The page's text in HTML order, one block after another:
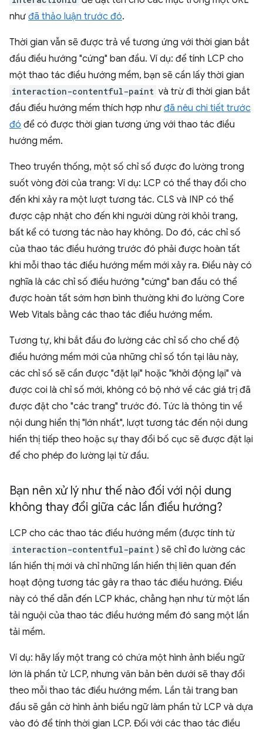
như đã thảo luận trước đó.
Thời gian vẫn sẽ được trả về tương ứng với thời gian bắt
đầu điều hướng "cứng" ban đầu. Ví dụ: để tính LCP cho
một thao tác điều hướng mềm, bạn sẽ cần lấy thời gian
interaction-contentful-paint và trừ đi thời gian bắt
đầu điều hướng mềm thích hợp như đã nêu chi tiết trước
đó để có được thời gian tương ứng với thao tác điều
hướng mềm.
Theo truyền thống, một số chỉ số được đo lường trong
suốt vòng đời của trang: Ví dụ: LCP có thể thay đổi cho
đến khi xảy ra một lượt tương tác. CLS và INP có thể
được cập nhật cho đến khi người dùng rời khỏi trang,
bất kể có tương tác nào hay không. Do đó, các chỉ số
của thao tác điều hướng trước đó phải được hoàn tất
khi mỗi thao tác điều hướng mềm mới xảy ra. Điều này có
nghĩa là các chỉ số điều hướng "cứng" ban đầu có thể
được hoàn tất sớm hơn bình thường khi đo lường Core
Web Vitals bằng các thao tác điều hướng mềm.
Tương tự, khi bắt đầu đo lường các chỉ số cho chế độ
điều hướng mềm mới của những chỉ số tồn tại lâu này,
các chỉ số sẽ cần được "đặt lại" hoặc "khởi động lại" và
được coi là chỉ số mới, không có bộ nhớ về các giá trị đã
được đặt cho "các trang" trước đó. Tức là thông tin về
nội dung hiển thị "lớn nhất", lượt tương tác đến nội dung
hiển thị tiếp theo hoặc sự thay đổi bố cục sẽ được đặt lại
để cho phép đo lường lại từ đầu.
Bạn nên xử lý như thế nào đối với nội dung
không thay đổi giữa các lần điều hướng?
LCP cho các thao tác điều hướng mềm (được tính từ
interaction-contentful-paint ) sẽ chỉ đo lường các
lần hiển thị mới và chỉ những lần hiển thị liên quan đến
hoạt động tương tác gây ra thao tác điều hướng. Điều
này có thể dẫn đến LCP khác, chẳng hạn như từ một lần
tải nguội của thao tác điều hướng mềm đó sang một lần
tải mềm.
Ví dụ: hãy lấy một trang có chứa một hình ảnh biểu ngữ
lớn là phần tử LCP, nhưng văn bản bên dưới sẽ thay đổi
theo mỗi thao tác điều hướng mềm. Lần tải trang ban
đầu sẽ gắn cờ hình ảnh biểu ngữ làm phần tử LCP và dựa
vào đó để tính thời gian LCP. Đối với các thao tác điều